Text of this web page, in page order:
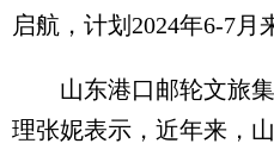
启航，计划2024年6-7月
山东港口邮轮文旅集
理张妮表示，近年来，